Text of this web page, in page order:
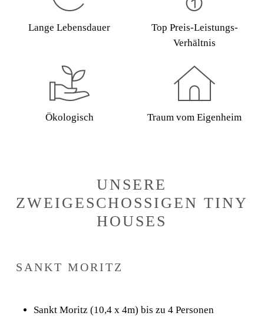
Lange Lebensdauer
Top Preis-Leistungs-
Verhältnis
Ökologisch Traum vom Eigenheim
UNSERE
ZWEIGESCHOSSIGEN TINY
HOUSES
SANKT MORITZ
Sankt Moritz (10,4 x 4m) bis zu 4 Personen